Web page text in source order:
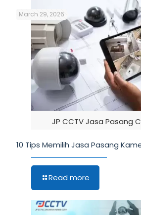
JP CCTV Jasa Pasang
March 29, 2026
10 Tips Memilih Jasa Pasang
Read more